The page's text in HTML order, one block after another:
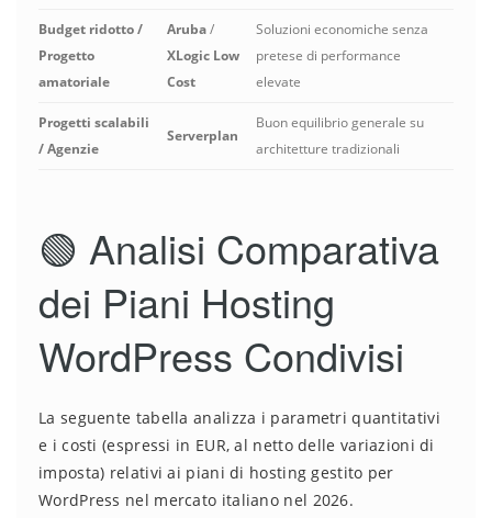
Budget ridotto /
Progetto
amatoriale
Aruba/
XLogic Low
Cost
Soluzioni economiche senza
pretese di performance
elevate
Progetti scalabili
/ Agenzie
Serverplan
Buon equilibrio generale su
architetture tradizionali
🟢 Analisi Comparativa
dei Piani Hosting
WordPress Condivisi
La seguente tabella analizza i parametri quantitativi
e i costi (espressi in EUR, al netto delle variazioni di
imposta) relativi ai piani di hosting gestito per
WordPress nel mercato italiano nel 2026.